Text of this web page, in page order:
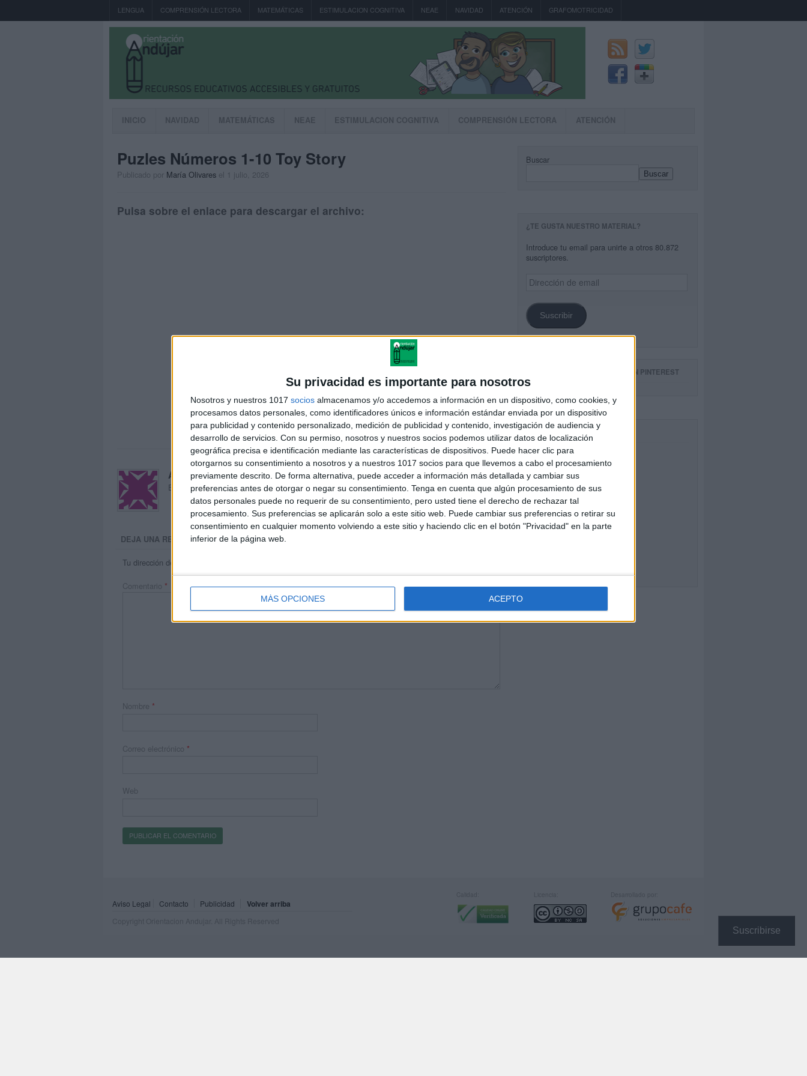
Su privacidad es importante para nosotros
Nosotros y nuestros 1017 socios almacenamos y/o accedemos a información en un dispositivo, como cookies, y
procesamos datos personales, como identificadores únicos e información estándar enviada por un dispositivo
para publicidad y contenido personalizado, medición de publicidad y contenido, investigación de audiencia y
desarrollo de servicios. Con su permiso, nosotros y nuestros socios podemos utilizar datos de localización
geográfica precisa e identificación mediante las características de dispositivos. Puede hacer clic para
otorgarnos su consentimiento a nosotros y a nuestros 1017 socios para que llevemos a cabo el procesamiento
previamente descrito. De forma alternativa, puede acceder a información más detallada y cambiar sus
preferencias antes de otorgar o negar su consentimiento. Tenga en cuenta que algún procesamiento de sus
datos personales puede no requerir de su consentimiento, pero usted tiene el derecho de rechazar tal
procesamiento. Sus preferencias se aplicarán solo a este sitio web. Puede cambiar sus preferencias o retirar su
consentimiento en cualquier momento volviendo a este sitio y haciendo clic en el botón "Privacidad" en la parte
inferior de la página web.
MÁS OPCIONES ACEPTO
Suscribirse
LENGUA COMPRENSIÓN LECTORA MATEMÁTICAS ESTIMULACION COGNITIVA NEAE NAVIDAD ATENCIÓN GRAFOMOTRICIDAD
INICIO NAVIDAD MATEMÁTICAS NEAE ESTIMULACION COGNITIVA COMPRENSIÓN LECTORA ATENCIÓN
Puzles Números 1-10 Toy Story
Publicado por María Olivares el 1 julio, 2026
Pulsa sobre el enlace para descargar el archivo:
Puzles Números 1-10 Toy Story
Acerca de María Olivares
El autor no ha proporcionado ninguna información.
DEJA UNA RESPUESTA
Tu dirección de correo electrónico no será publicada.
Comentario *
Nombre *
Correo electrónico *
Web
Buscar
Buscar
¿TE GUSTA NUESTRO MATERIAL?
Introduce tu email para unirte a otros 80.872
suscriptores.
Dirección
de
Suscribir
SIGUE NUESTROS TABLEROS EN PINTEREST
Aviso Legal Contacto Publicidad Volver arriba